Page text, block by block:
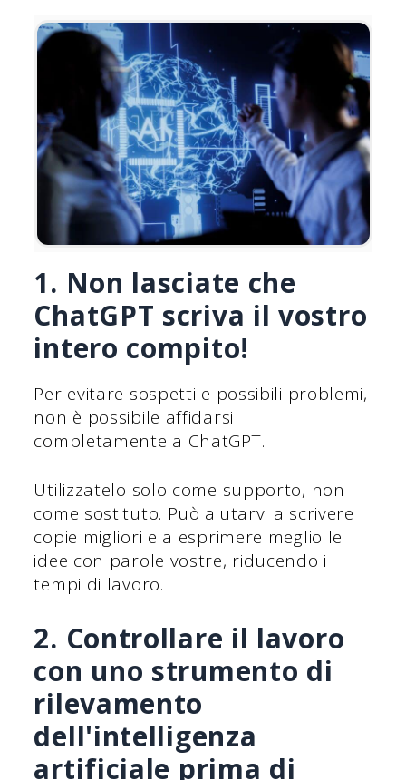
1. Non lasciate che
ChatGPT scriva il vostro
intero compito!
Per evitare sospetti e possibili problemi,
non è possibile affidarsi
completamente a ChatGPT.
Utilizzatelo solo come supporto, non
come sostituto. Può aiutarvi a scrivere
copie migliori e a esprimere meglio le
idee con parole vostre, riducendo i
tempi di lavoro.
2. Controllare il lavoro
con uno strumento di
rilevamento
dell'intelligenza
artificiale prima di